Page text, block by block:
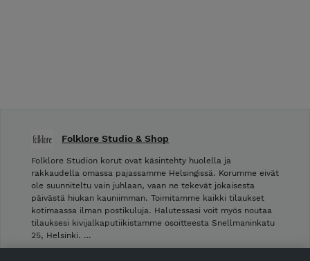
Folklore Studio & Shop
Folklore Studion korut ovat käsintehty huolella ja
rakkaudella omassa pajassamme Helsingissä. Korumme eivät
ole suunniteltu vain juhlaan, vaan ne tekevät jokaisesta
päivästä hiukan kauniimman. Toimitamme kaikki tilaukset
kotimaassa ilman postikuluja. Halutessasi voit myös noutaa
tilauksesi kivijalkaputiikistamme osoitteesta Snellmaninkatu
25, Helsinki. …